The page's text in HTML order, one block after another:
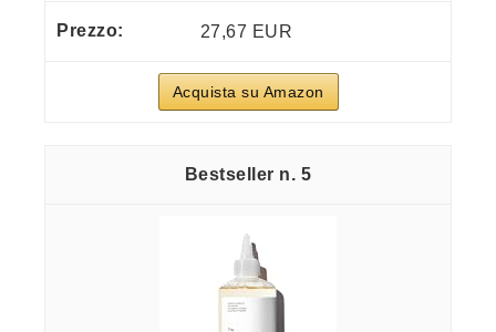
27,67 EUR
Acquista su Amazon
5